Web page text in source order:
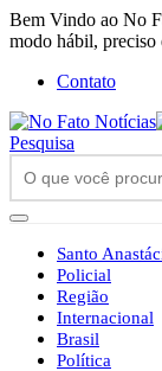
Bem Vindo ao No
modo hábil, preciso
Contato
Pesquisa
Santo
Policial
Região
Internacional
Brasil
Política